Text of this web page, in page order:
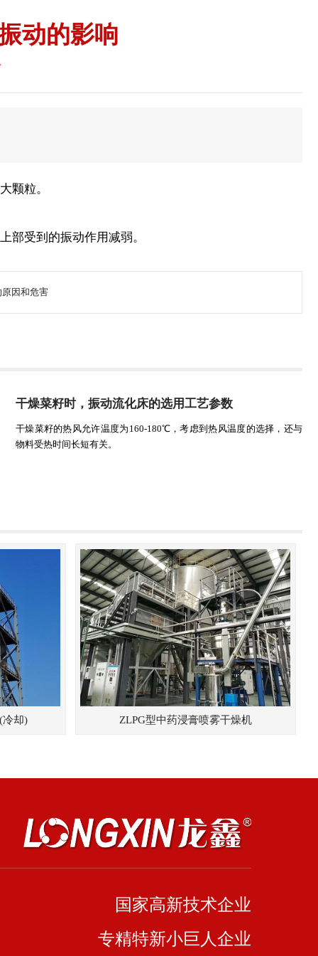
动的影响
颗粒。
部受到的振动作用减弱。
因和危害
干燥菜籽时，振动流化床的选用工艺参数
干燥菜籽的热风允许温度为160-180℃，考虑到热风温度的选择，还与
物料受热时间长短有关。
冷却) ZLPG型中药浸膏喷雾干燥机
国家高新技术企业
专精特新小巨人企业